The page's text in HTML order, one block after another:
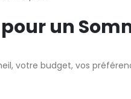
un
votre budget, vos